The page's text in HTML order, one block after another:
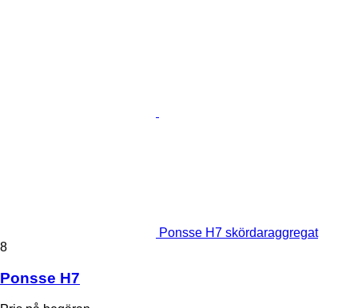
Ponsse H7 skördaraggregat
8
Ponsse H7